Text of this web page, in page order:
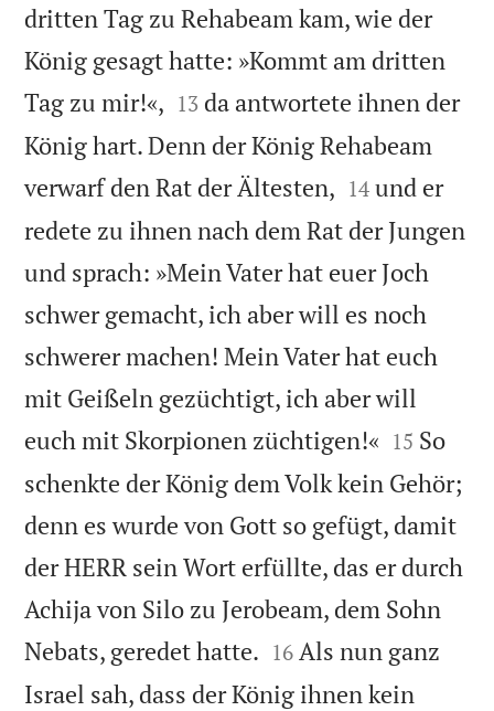
dritten Tag zu Rehabeam kam, wie der
König gesagt hatte: »Kommt am dritten
Tag zu mir!«, 

13 da antwortete ihnen der
König hart. Denn der König Rehabeam
verwarf den Rat der Ältesten, 

14 und er
redete zu ihnen nach dem Rat der Jungen
und sprach: »Mein Vater hat euer Joch
schwer gemacht, ich aber will es noch
schwerer machen! Mein Vater hat euch
mit Geißeln gezüchtigt, ich aber will
euch mit Skorpionen züchtigen!« 

15 So
schenkte der König dem Volk kein Gehör;
denn es wurde von Gott so gefügt, damit
der HERR sein Wort erfüllte, das er durch
Achija von Silo zu Jerobeam, dem Sohn
Nebats, geredet hatte. 

16 Als nun ganz
Israel sah, dass der König ihnen kein